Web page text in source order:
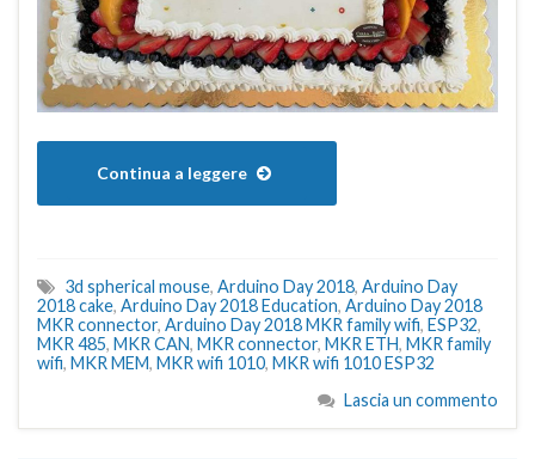
Continua a leggere
3d spherical mouse, Arduino Day 2018, Arduino Day
2018 cake, Arduino Day 2018 Education, Arduino Day 2018
MKR connector, Arduino Day 2018 MKR family wifi, ESP32,
MKR 485, MKR CAN, MKR connector, MKR ETH, MKR family
wifi, MKR MEM, MKR wifi 1010, MKR wifi 1010 ESP32
Lascia un commento